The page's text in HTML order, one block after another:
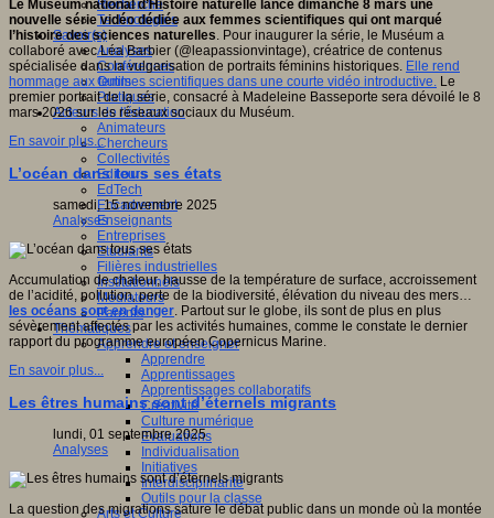
Recherche
Technologies
Savoir(s)
Analyses
Conférences
Outils
Pratiques
Acteurs de l'éducation
Animateurs
Chercheurs
Collectivités
Editeurs
EdTech
Encadrement
Enseignants
Entreprises
Etudiants
Filières industrielles
Institutionnels
Médiateurs
Parents
Thématiques
Apprendre et enseigner
Apprendre
Apprentissages
Apprentissages collaboratifs
Créativité
Culture numérique
Evaluations
Individualisation
Initiatives
Interdisciplinarité
Outils pour la classe
Arts et Culture
Le Muséum national d’Histoire naturelle lance dimanche 8 mars une
nouvelle série vidéo dédiée aux femmes scientifiques qui ont marqué
l’histoire des sciences naturelles. Pour inaugurer la série, le Muséum a
collaboré avec Léa Barbier (@leapassionvintage), créatrice de contenus
spécialisée dans la vulgarisation de portraits féminins historiques. Elle rend
hommage aux femmes scientifiques dans une courte vidéo introductive. Le
premier portrait de la série, consacré à Madeleine Basseporte sera dévoilé le 8
mars 2026 sur les réseaux sociaux du Muséum.
En savoir plus...
L’océan dans tous ses états
samedi, 15 novembre 2025
Analyses
Accumulation de chaleur, hausse de la température de surface, accroissement
de l’acidité, pollution, perte de la biodiversité, élévation du niveau des mers…
les océans sont en danger. Partout sur le globe, ils sont de plus en plus
sévèrement affectés par les activités humaines, comme le constate le dernier
rapport du programme européen Copernicus Marine.
En savoir plus...
Les êtres humains sont d’éternels migrants
lundi, 01 septembre 2025
Analyses
La question des migrations sature le débat public dans un monde où la montée